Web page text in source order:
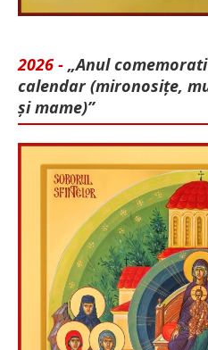
2026 - „Anul
calendar (mironosițe,
și mame)”